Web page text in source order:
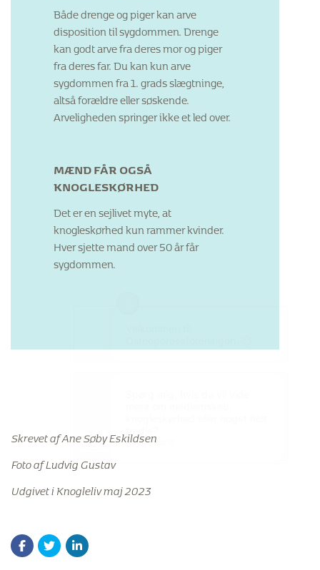
Både drenge og piger kan arve
disposition til sygdommen. Drenge
kan godt arve fra deres mor og piger
fra deres far. Du kan kun arve
sygdommen fra 1. grads slægtninge,
altså forældre eller søskende.
Arveligheden springer ikke et led over.
MÆND FÅR OGSÅ
KNOGLESKØRHED
Det er en sejlivet myte, at
knogleskørhed kun rammer kvinder.
Hver sjette mand over 50 år får
sygdommen.
Skrevet af Ane Søby Eskildsen
Foto af Ludvig Gustav
Udgivet i Knogleliv maj 2023